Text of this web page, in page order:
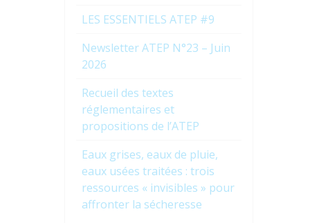
LES ESSENTIELS ATEP #9
Newsletter ATEP N°23 – Juin
2026
Recueil des textes
réglementaires et
propositions de l’ATEP
Eaux grises, eaux de pluie,
eaux usées traitées : trois
ressources « invisibles » pour
affronter la sécheresse